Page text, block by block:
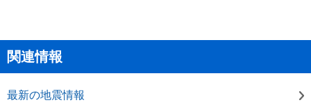
関連情報
最新の地震情報